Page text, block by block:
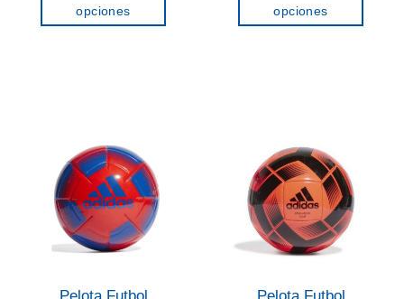
opciones
Las
opciones
se
pueden
elegir
opciones
Las
opciones
se
pueden
elegir